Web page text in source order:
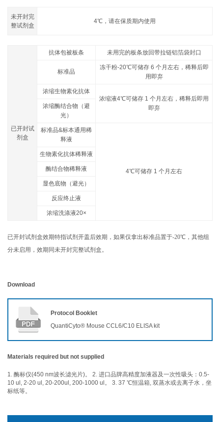
未开封完
整试剂盒
4℃，请在保质期内使用
已开封试
剂盒
抗体包被板条 未用完的板条放回带拉链铝箔袋封口
标准品
冻干粉-20℃可储存 6 个月左右，稀释后即
用即弃
浓缩生物素化抗体
浓缩液4℃可储存 1 个月左右，稀释后即用
即弃
浓缩酶结合物（避
光）
标准品&标本通用稀
释液
4℃可储存 1 个月左右
生物素化抗体稀释液
酶结合物稀释液
显色底物（避光）
反应终止液
浓缩洗涤液20×
已开封试剂盒效期特指试剂开盖后效期，如果仅拿出标准品置于-20℃，其他组
分未启用，效期同未开封完整试剂盒。
Download
Protocol Booklet
QuantiCyto® Mouse CCL6/C10 ELISA kit
Materials required but not supplied
1. 酶标仪(450 nm波长滤光片)。 2. 进口品牌高精度加液器及一次性吸头：0.5-
10 ul, 2-20 ul, 20-200ul, 200-1000 ul。 3. 37 ℃恒温箱, 双蒸水或去离子水，坐
标纸等。